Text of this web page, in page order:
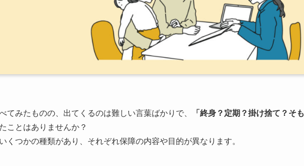
てみたものの、出てくるのは難しい言葉ばかりで、
「終身？定期？掛け捨て？そも
ことはありませんか？
くつかの種類があり、それぞれ保障の内容や目的が異なります。